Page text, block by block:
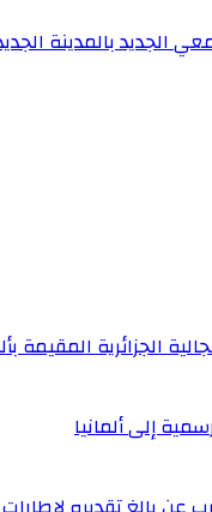
الجديد بالمدينة
الجزائرية المقيمة
إلى ألمانيا